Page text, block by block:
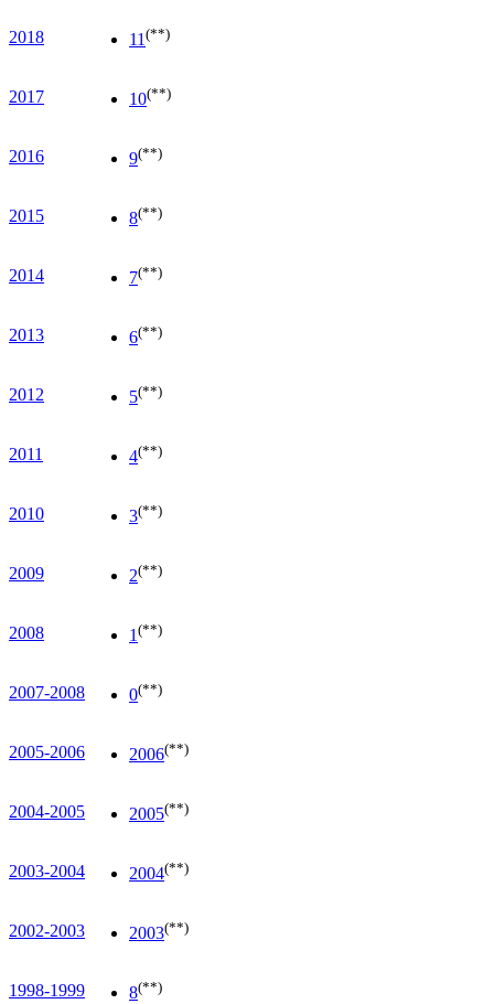
2018 11 (**)
2017 10(**)
2016 9(**)
2015 8(**)
2014 7(**)
2013 6(**)
2012 5(**)
2011 4(**)
2010 3(**)
2009 2(**)
2008 1 (**)
2007-2008 0(**)
2005-2006 2006(**)
2004-2005 2005(**)
2003-2004 2004(**)
2002-2003 2003(**)
1998-1999 8(**)